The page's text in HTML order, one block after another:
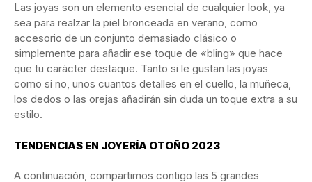
Las joyas son un elemento esencial de cualquier look, ya
sea para realzar la piel bronceada en verano, como
accesorio de un conjunto demasiado clásico o
simplemente para añadir ese toque de «bling» que hace
que tu carácter destaque. Tanto si le gustan las joyas
como si no, unos cuantos detalles en el cuello, la muñeca,
los dedos o las orejas añadirán sin duda un toque extra a su
estilo.
TENDENCIAS EN JOYERÍA OTOÑO 2023
A continuación, compartimos contigo las 5 grandes